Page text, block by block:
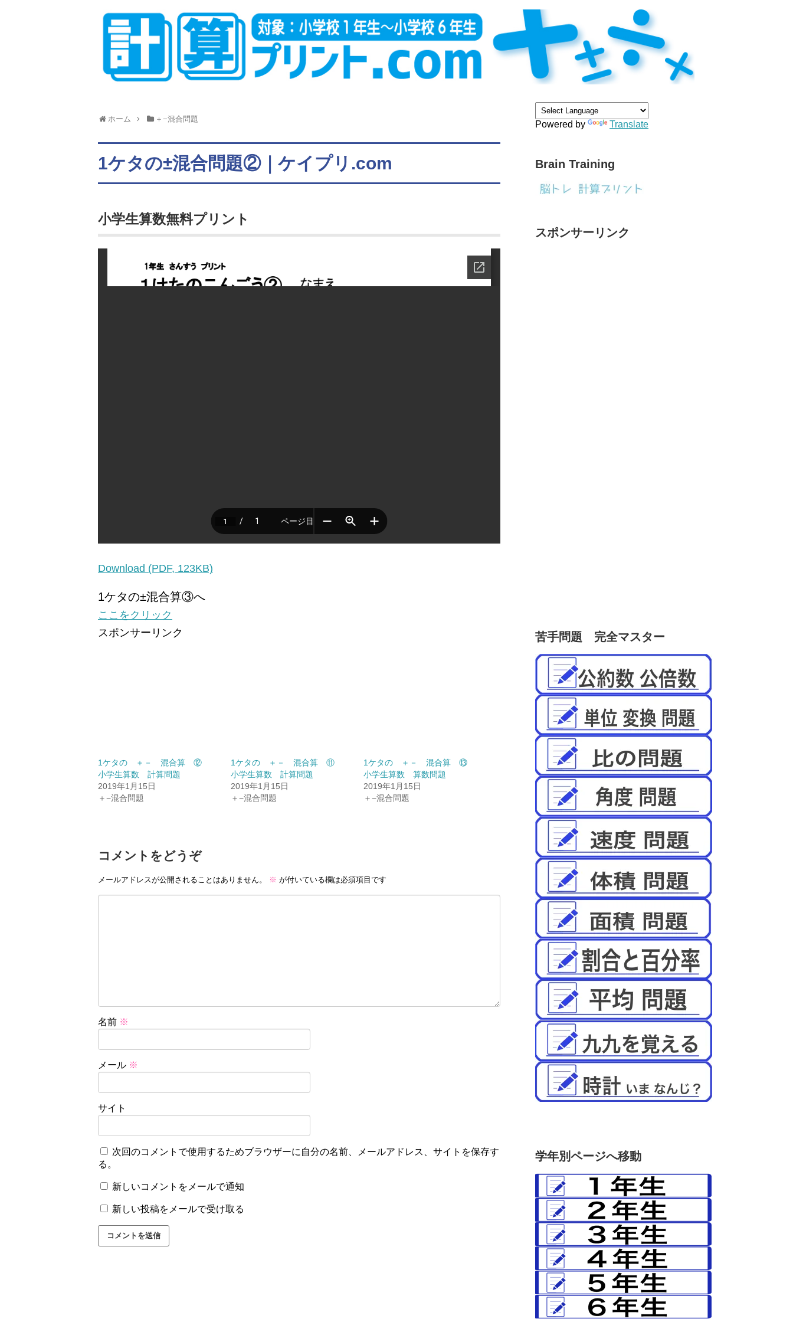
ホーム ＋−混合問題
1ケタの±混合問題②｜ケイプリ.com
小学生算数無料プリント
Download (PDF, 123KB)
1ケタの±混合算③へ
ここをクリック
スポンサーリンク
1ケタの ＋－ 混合算 ⑫
小学生算数 計算問題
2019年1月15日
＋−混合問題
1ケタの ＋－ 混合算 ⑪
小学生算数 計算問題
2019年1月15日
＋−混合問題
1ケタの ＋－ 混合算 ⑬
小学生算数 算数問題
2019年1月15日
＋−混合問題
コメントをどうぞ
メールアドレスが公開されることはありません。 ※ が付いている欄は必須項目です
名前 ※
メール ※
サイト
次回のコメントで使用するためブラウザーに自分の名前、メールアドレス、サイトを保存す
る。
新しいコメントをメールで通知
新しい投稿をメールで受け取る
Powered by Translate
Brain Training
スポンサーリンク
苦手問題 完全マスター
学年別ページへ移動